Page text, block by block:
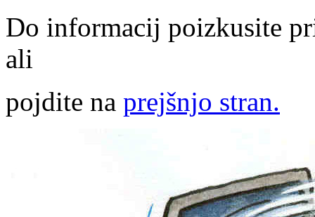
Do informacij poizkusite
ali
pojdite na prejšnjo stran.